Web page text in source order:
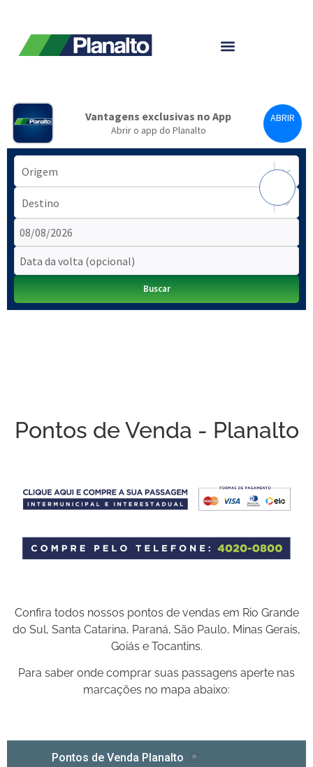
Pontos de Venda - Planalto
Confira todos nossos pontos de vendas em Rio Grande
do Sul, Santa Catarina, Paraná, São Paulo, Minas Gerais,
Goiás e Tocantins.
Para saber onde comprar suas passagens aperte nas
marcações no mapa abaixo: